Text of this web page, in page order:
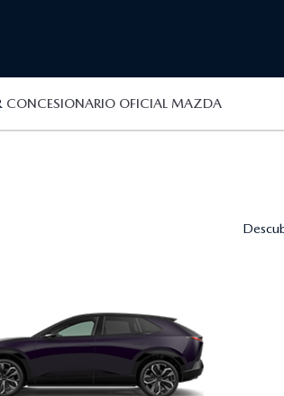
CONCESIONARIO OFICIAL MAZDA